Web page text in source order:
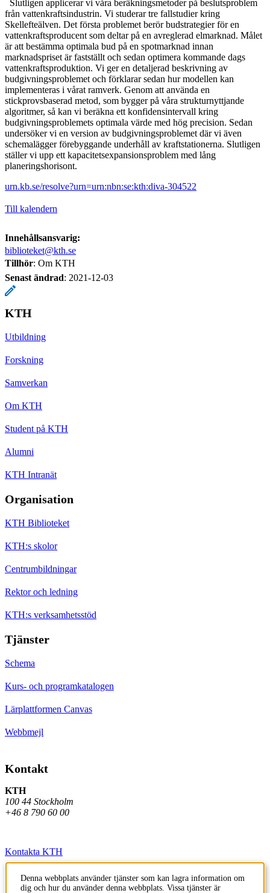
Slutligen applicerar vi våra beräkningsmetoder på beslutsproblem
från vattenkraftsindustrin. Vi studerar tre fallstudier kring
Skellefteälven. Det första problemet berör budstrategier för en
vattenkraftsproducent som deltar på en avreglerad elmarknad. Målet
är att bestämma optimala bud på en spotmarknad innan
marknadspriset är fastställt och sedan optimera kommande dags
vattenkraftsproduktion. Vi ger en detaljerad beskrivning av
budgivningsproblemet och förklarar sedan hur modellen kan
implementeras i vårat ramverk. Genom att använda en
stickprovsbaserad metod, som bygger på våra strukturnyttjande
algoritmer, så kan vi beräkna ett konfidensintervall kring
budgivningsproblemets optimala värde med hög precision. Sedan
undersöker vi en version av budgivningsproblemet där vi även
schemalägger förebyggande underhåll av kraftstationerna. Slutligen
ställer vi upp ett kapacitetsexpansionsproblem med lång
planeringshorisont.
urn.kb.se/resolve?urn=urn:nbn:se:kth:diva-304522
Till kalendern
Innehållsansvarig:
biblioteket@kth.se
Tillhör: Om KTH
Senast ändrad: 2021-12-03
KTH
Utbildning
Forskning
Samverkan
Om KTH
Student på KTH
Alumni
KTH Intranät
Organisation
KTH Biblioteket
KTH:s skolor
Centrumbildningar
Rektor och ledning
KTH:s verksamhetsstöd
Tjänster
Schema
Kurs- och programkatalogen
Lärplattformen Canvas
Webbmejl
Kontakt
KTH
100 44 Stockholm
+46 8 790 60 00
Kontakta KTH
Jobba på KTH
Denna webbplats använder tjänster som kan lagra information om
dig och hur du använder denna webbplats. Vissa tjänster är